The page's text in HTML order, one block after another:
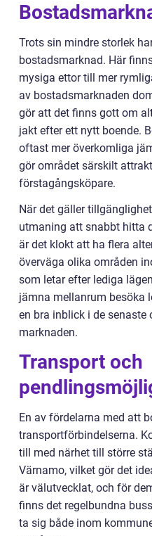
Trots sin mindre storlek
bostadsmarknad. Här
mysiga ettor till mer
av bostadsmarknaden
gör att det finns gott om
jakt efter ett nytt boende.
oftast mer överkomliga
gör området särskilt
förstagångsköpare.
När det gäller
utmaning att snabbt hitta
är det klokt att ha flera
överväga olika områden
som letar efter lediga
jämna mellanrum besöka
en bra inblick i de
marknaden.
Transport och
En av fördelarna med att
transportförbindelserna.
till med närhet till större
Värnamo, vilket gör det
är välutvecklat, och för
finns det regelbundna
ta sig både inom